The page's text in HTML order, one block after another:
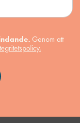
Genom att